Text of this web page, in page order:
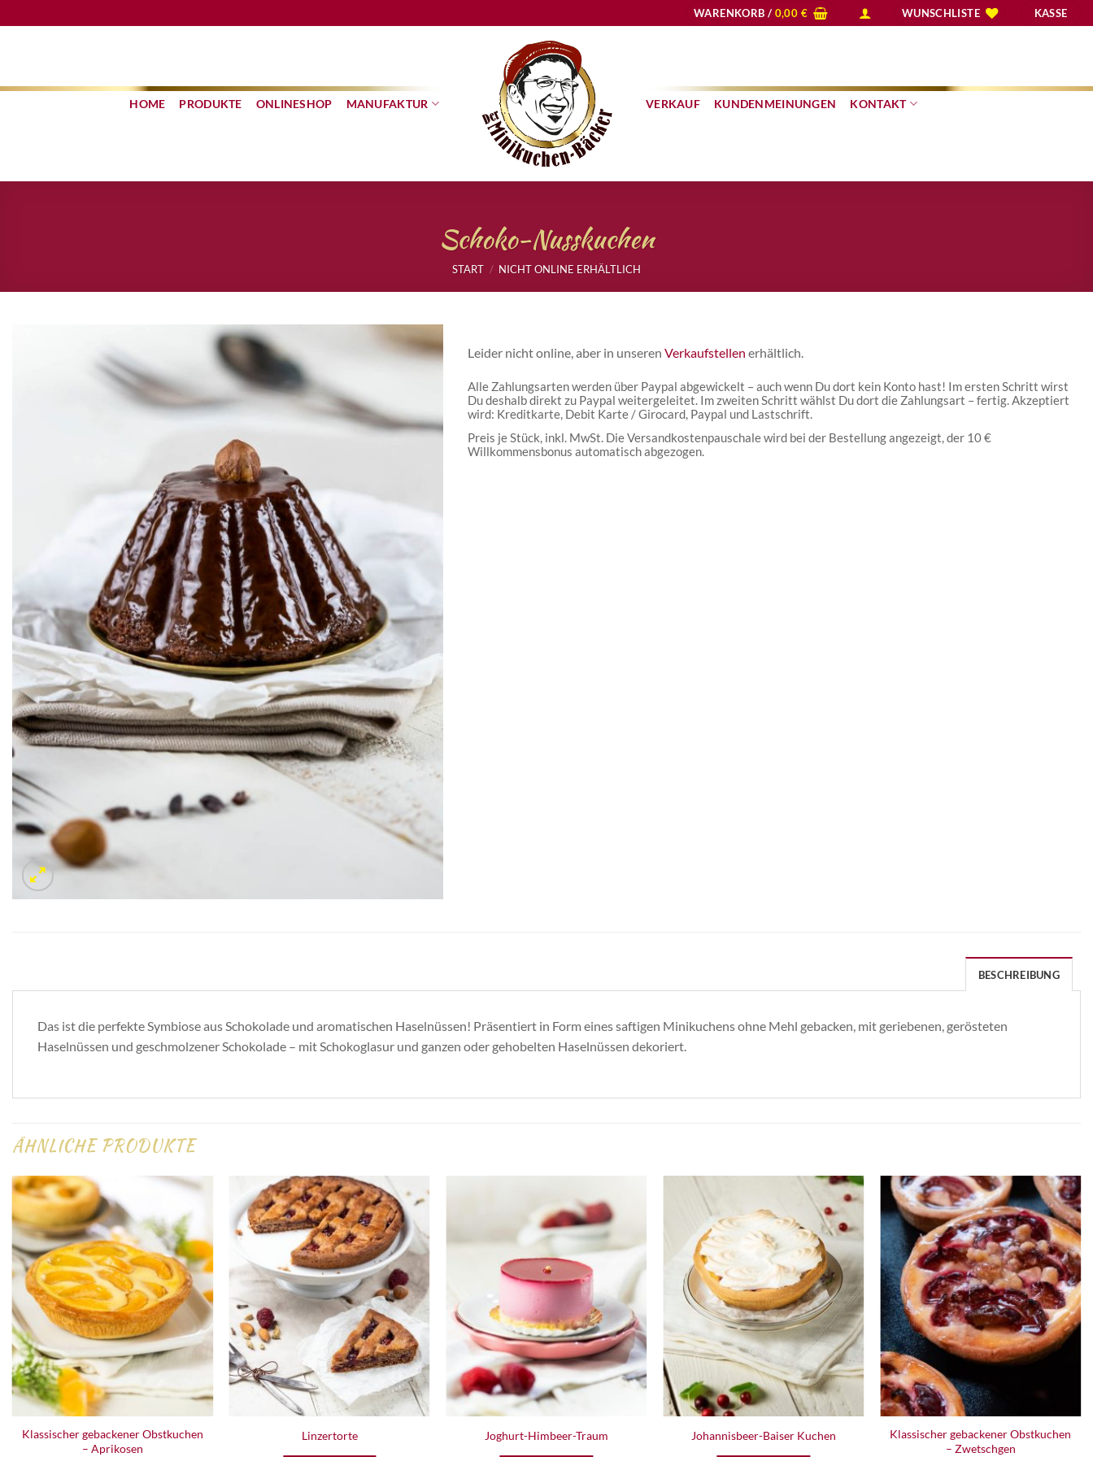
Inhalt
WARENKORB / 0,00 € WUNSCHLISTE KASSE
HOME PRODUKTE ONLINESHOP MANUFAKTUR VERKAUF KUNDENMEINUNGEN KONTAKT
Schoko-Nusskuchen
START / NICHT ONLINE ERHÄLTLICH
hinzufügen
Leider nicht online, aber in unseren Verkaufstellen erhältlich.
Alle Zahlungsarten werden über Paypal abgewickelt – auch wenn Du dort kein Konto hast! Im ersten Schritt wirst
Du deshalb direkt zu Paypal weitergeleitet. Im zweiten Schritt wählst Du dort die Zahlungsart – fertig. Akzeptiert
wird: Kreditkarte, Debit Karte / Girocard, Paypal und Lastschrift.
Preis je Stück, inkl. MwSt. Die Versandkostenpauschale wird bei der Bestellung angezeigt, der 10 €
Willkommensbonus automatisch abgezogen.
BESCHREIBUNG
Das ist die perfekte Symbiose aus Schokolade und aromatischen Haselnüssen! Präsentiert in Form eines saftigen Minikuchens ohne Mehl gebacken, mit geriebenen, gerösteten
Haselnüssen und geschmolzener Schokolade – mit Schokoglasur und ganzen oder gehobelten Haselnüssen dekoriert.
ÄHNLICHE PRODUKTE
Zur
Wunschliste
hinzufügen
Klassischer gebackener Obstkuchen
– Aprikosen
Zur
Wunschliste
hinzufügen
Linzertorte
Zur
Wunschliste
Joghurt-Himbeer-Traum
Zur
Wunschliste
hinzufügen
Johannisbeer-Baiser Kuchen
Zur
Wunschliste
hinzufügen
Klassischer gebackener Obstkuchen
– Zwetschgen